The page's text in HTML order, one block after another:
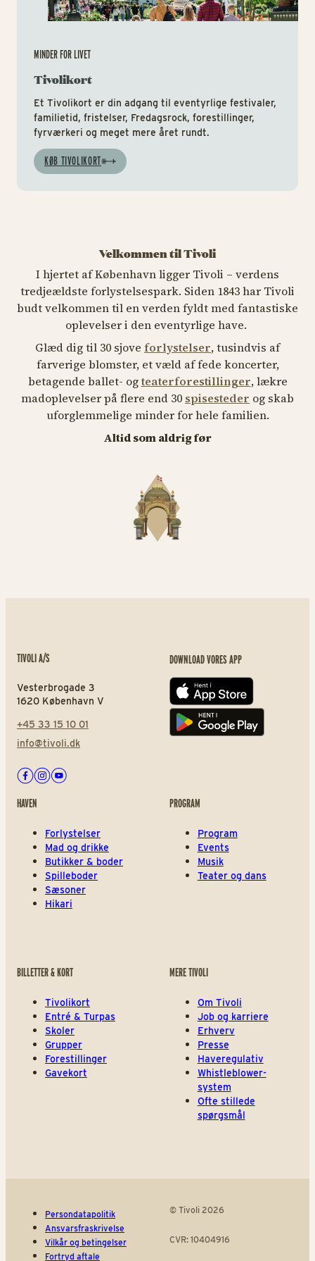
MINDER FOR LIVET
Tivolikort
Et Tivolikort er din adgang til eventyrlige festivaler,
familietid, fristelser, Fredagsrock, forestillinger,
fyrværkeri og meget mere året rundt.
KØB TIVOLIKORT
Velkommen til Tivoli
I hjertet af København ligger Tivoli – verdens
tredjeældste forlystelsespark. Siden 1843 har Tivoli
budt velkommen til en verden fyldt med fantastiske
oplevelser i den eventyrlige have.
Glæd dig til 30 sjove forlystelser, tusindvis af
farverige blomster, et væld af fede koncerter,
betagende ballet- ogteaterforestillinger, lækre
madoplevelser på flere end 30 spisesteder og skab
uforglemmelige minder for hele familien.
Altid som aldrig før
TIVOLI A/S
Vesterbrogade 3
1620 København V
+45 33 15 10 01
info@tivoli.dk
Facebook
Instagram
Youtube
DOWNLOAD VORES APP
App store
Play store
HAVEN
Forlystelser
Mad og drikke
Butikker & boder
Spilleboder
Sæsoner
Hikari
PROGRAM
Program
Events
Musik
Teater og dans
BILLETTER & KORT
Tivolikort
Entré & Turpas
Skoler
Grupper
Forestillinger
Gavekort
MERE TIVOLI
Om Tivoli
Job og karriere
Erhverv
Presse
Haveregulativ
Whistleblower-
system
Ofte stillede
spørgsmål
Persondatapolitik
Ansvarsfraskrivelse
Vilkår og betingelser
Fortryd aftale
© Tivoli 2026
CVR: 10404916